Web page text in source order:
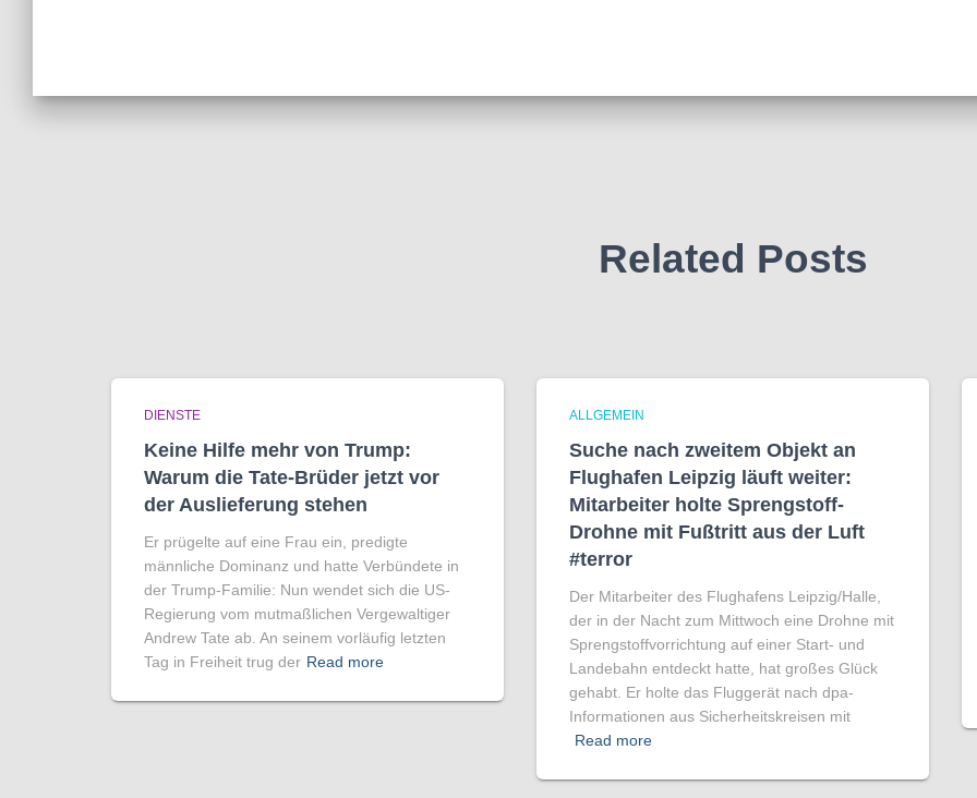
Related Posts
DIENSTE
Keine Hilfe mehr von Trump:
Warum die Tate-Brüder jetzt vor
der Auslieferung stehen
Er prügelte auf eine Frau ein, predigte
männliche Dominanz und hatte Verbündete in
der Trump-Familie: Nun wendet sich die US-
Regierung vom mutmaßlichen Vergewaltiger
Andrew Tate ab. An seinem vorläufig letzten
Tag in Freiheit trug der Read more
ALLGEMEIN
Suche nach zweitem Objekt an
Flughafen Leipzig läuft weiter:
Mitarbeiter holte Sprengstoff-
Drohne mit Fußtritt aus der Luft
#terror
Der Mitarbeiter des Flughafens Leipzig/Halle,
der in der Nacht zum Mittwoch eine Drohne mit
Sprengstoffvorrichtung auf einer Start- und
Landebahn entdeckt hatte, hat großes Glück
gehabt. Er holte das Fluggerät nach dpa-
Informationen aus Sicherheitskreisen mit
Read more